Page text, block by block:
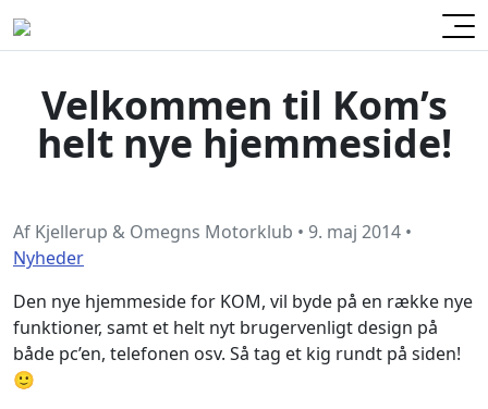
Velkommen til Kom’s
helt nye hjemmeside!
Af Kjellerup & Omegns Motorklub • 9. maj 2014 •
Nyheder
Den nye hjemmeside for KOM, vil byde på en række nye
funktioner, samt et helt nyt brugervenligt design på
både pc’en, telefonen osv. Så tag et kig rundt på siden!
🙂